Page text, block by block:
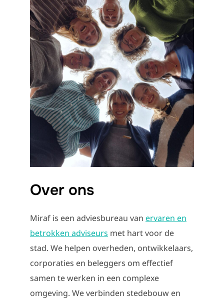
Over ons
Miraf is een adviesbureau van ervaren en
betrokken adviseurs met hart voor de
stad. We helpen overheden, ontwikkelaars,
corporaties en beleggers om effectief
samen te werken in een complexe
omgeving. We verbinden stedebouw en